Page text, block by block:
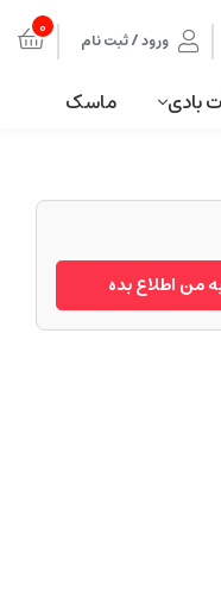
ورود / ثبت نام 0
بادی ماسک
من اطلاع بده